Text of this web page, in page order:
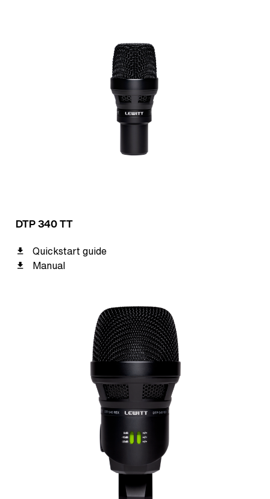
DTP 340 TT
Quickstart guide
Manual